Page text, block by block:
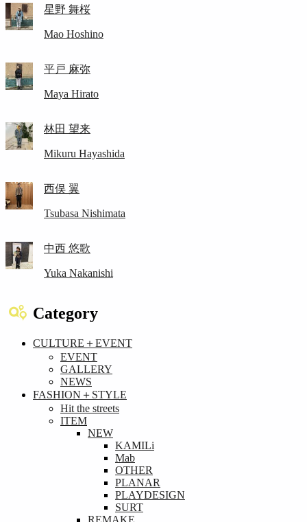
星野 舞桜
Mao Hoshino
平戸 麻弥
Maya Hirato
林田 望来
Mikuru Hayashida
西俣 翼
Tsubasa Nishimata
中西 悠歌
Yuka Nakanishi
Category
CULTURE＋EVENT
EVENT
GALLERY
NEWS
FASHION＋STYLE
Hit the streets
ITEM
NEW
KAMILi
Mab
OTHER
PLANAR
PLAYDESIGN
SURT